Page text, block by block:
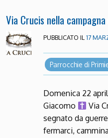
Via Crucis nella
PUBBLICATO IL 17
Parrocchie di
Domenica 22
Giacomo
Via
segnato da
fermarci,